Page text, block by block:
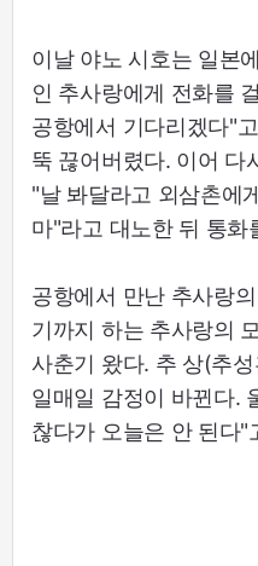
이날 야노 시호는 일본
인 추사랑에게 전화를
공항에서 기다리겠다"
뚝 끊어버렸다. 이어 다
"날 봐달라고 외삼촌에
마"라고 대노한 뒤 통화
공항에서 만난 추사랑
기까지 하는 추사랑의
사춘기 왔다. 추 상(추
일매일 감정이 바뀐다.
찮다가 오늘은 안 된다"